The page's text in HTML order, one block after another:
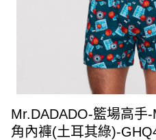
Mr.DADADO-籃場高手
角內褲(土耳其綠)-